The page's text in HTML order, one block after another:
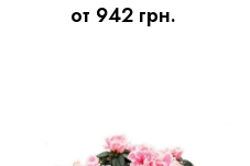
от 942 грн.